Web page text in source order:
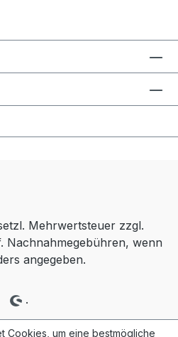
Mehrwertsteuer zzgl.
Nachnahmegebühren, wenn
angegeben.
.
Cookies, um eine bestmögliche